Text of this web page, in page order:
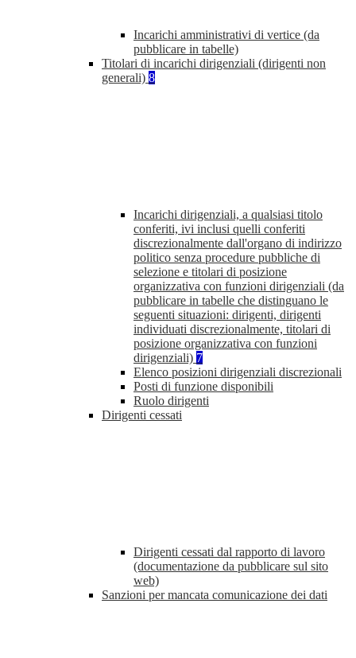
Incarichi amministrativi di vertice (da
pubblicare in tabelle)
Titolari di incarichi dirigenziali (dirigenti non
generali) 8
Incarichi dirigenziali, a qualsiasi titolo
conferiti, ivi inclusi quelli conferiti
discrezionalmente dall'organo di indirizzo
politico senza procedure pubbliche di
selezione e titolari di posizione
organizzativa con funzioni dirigenziali (da
pubblicare in tabelle che distinguano le
seguenti situazioni: dirigenti, dirigenti
individuati discrezionalmente, titolari di
posizione organizzativa con funzioni
dirigenziali) 7
Elenco posizioni dirigenziali discrezionali
Posti di funzione disponibili
Ruolo dirigenti
Dirigenti cessati
Dirigenti cessati dal rapporto di lavoro
(documentazione da pubblicare sul sito
web)
Sanzioni per mancata comunicazione dei dati